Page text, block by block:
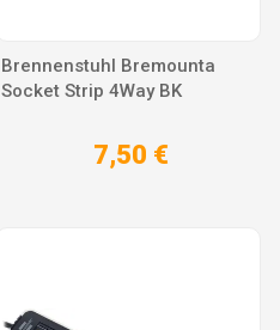
Brennenstuhl Bremounta
Socket Strip 4Way BK
7,50 €